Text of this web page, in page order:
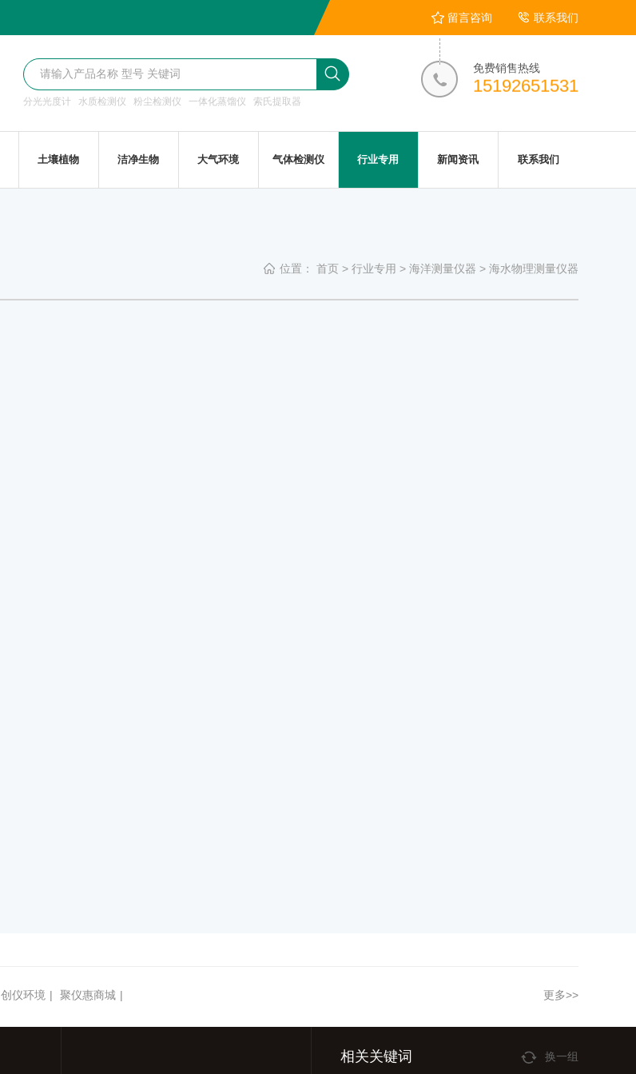
留言咨询 联系我们
分光光度计 水质检测仪 粉尘检测仪 一体化蒸馏仪 索氏提取器
免费销售热线
15192651531
土壤植物 洁净生物 大气环境 气体检测仪 行业专用 新闻资讯 联系我们
位置： 首页 > 行业专用 > 海洋测量仪器 > 海水物理测量仪器
创仪环境 | 聚仪惠商城 | 更多>>
相关关键词 换一组